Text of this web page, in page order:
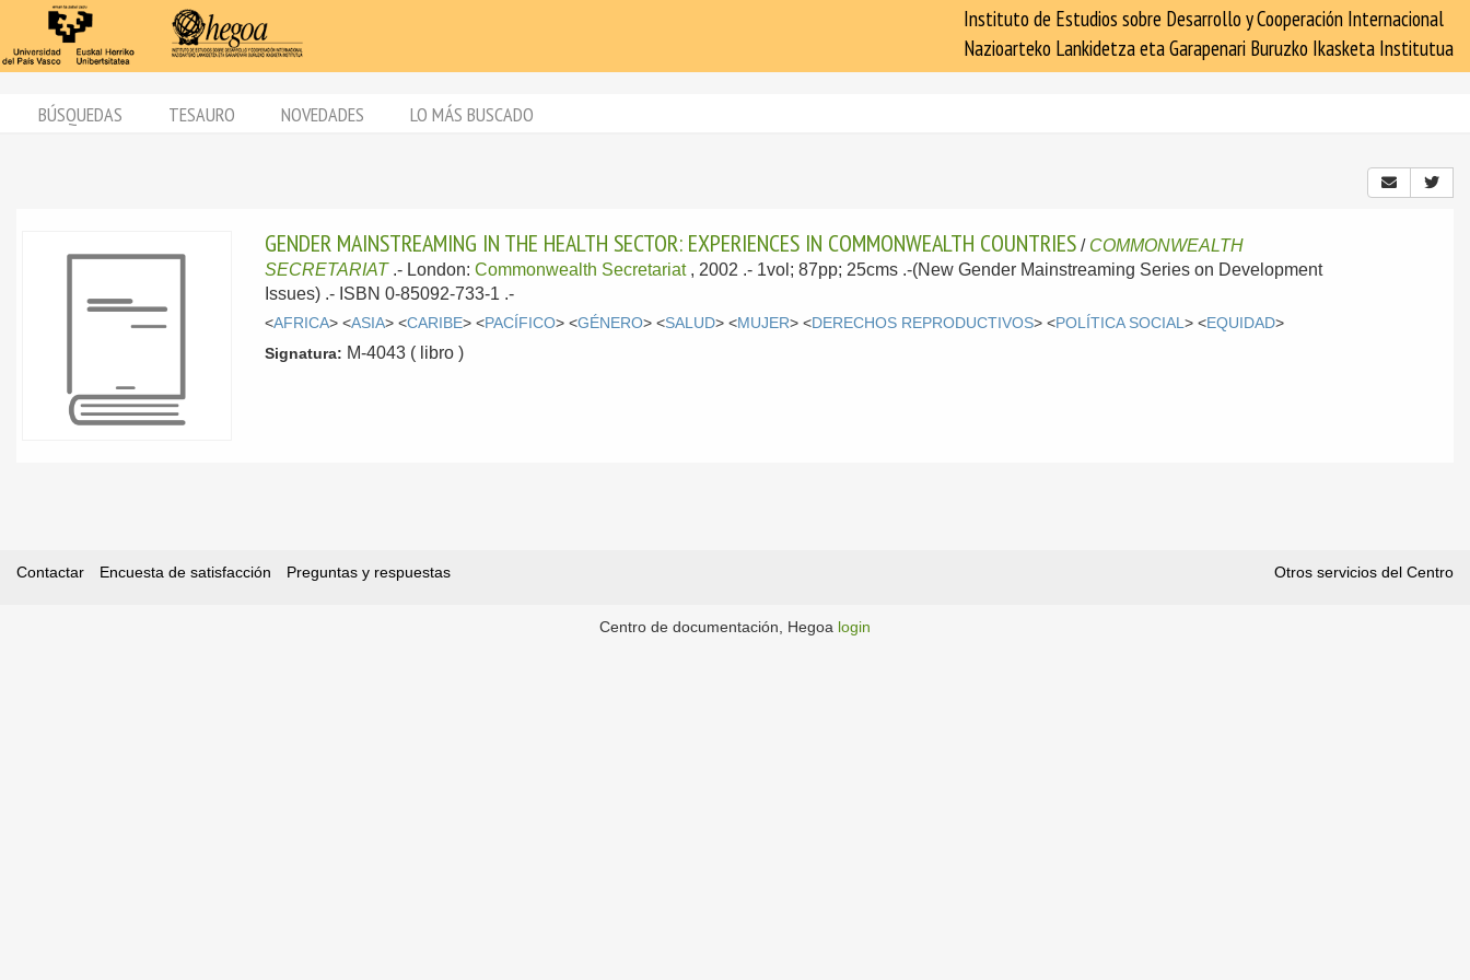
Instituto de Estudios sobre Desarrollo y Cooperación Internacional
Nazioarteko Lankidetza eta Garapenari Buruzko Ikasketa Institutua
BÚSQUEDAS TESAURO NOVEDADES LO MÁS BUSCADO
GENDER MAINSTREAMING IN THE HEALTH SECTOR: EXPERIENCES IN COMMONWEALTH COUNTRIES / COMMONWEALTH
SECRETARIAT .- London:Commonwealth Secretariat, 2002 .- 1vol; 87pp; 25cms .-(New Gender Mainstreaming Series on Development
Issues) .- ISBN 0-85092-733-1 .-
<AFRICA> <ASIA> <CARIBE> <PACÍFICO> <GÉNERO> <SALUD> <MUJER> <DERECHOS REPRODUCTIVOS> <POLÍTICA SOCIAL> <EQUIDAD>
Signatura: M-4043 ( libro )
Contactar Encuesta de satisfacción Preguntas y respuestas Otros servicios del Centro
Centro de documentación, Hegoa login